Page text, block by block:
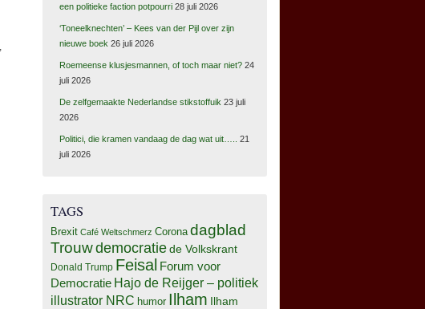
een politieke faction potpourri 28 juli 2026
‘Toneelknechten’ – Kees van der Pijl over zijn
nieuwe boek 26 juli 2026
Roemeense klusjesmannen, of toch maar niet? 24
juli 2026
De zelfgemaakte Nederlandse stikstoffuik 23 juli
2026
Politici, die kramen vandaag de dag wat uit…..
21
juli 2026
TAGS
Brexit Café Weltschmerz Corona dagblad
Trouwdemocratiede Volkskrant
Donald Trump Feisal Forum voor
Democratie Hajo de Reijger – politiek
illustrator NRC humor Ilham Ilham